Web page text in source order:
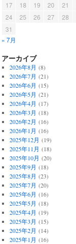
17
18 19 20 21
24
25 26 27 28
31
« 7月
アーカイブ
2026年8月 (8)
2026年7月 (21)
2026年6月 (15)
2026年5月 (21)
2026年4月 (17)
2026年3月 (18)
2026年2月 (16)
2026年1月 (16)
2025年12月 (19)
2025年11月 (18)
2025年10月 (20)
2025年9月 (18)
2025年8月 (23)
2025年7月 (20)
2025年6月 (16)
2025年5月 (18)
2025年4月 (19)
2025年3月 (15)
2025年2月 (14)
2025年1月 (16)